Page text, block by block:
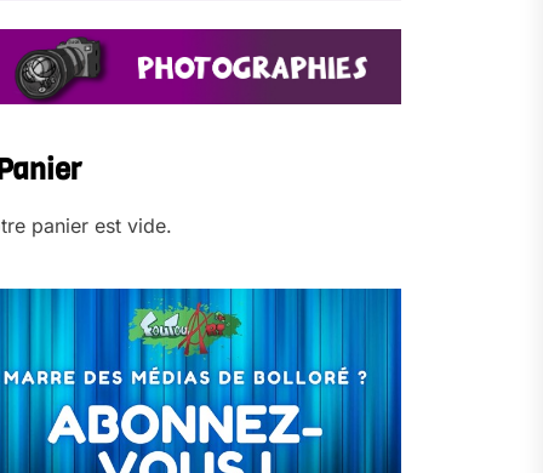
panier est vide.